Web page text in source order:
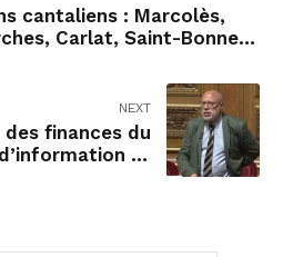
cantaliens : Marcolès,
Carlat, Saint-Bonnet-
NEXT
des finances du
et